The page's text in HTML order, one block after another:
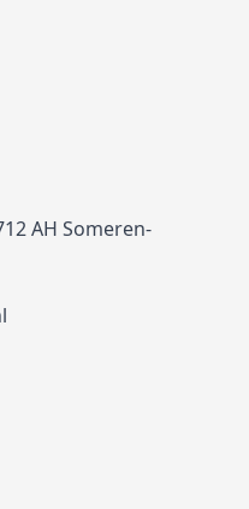
AH Someren-